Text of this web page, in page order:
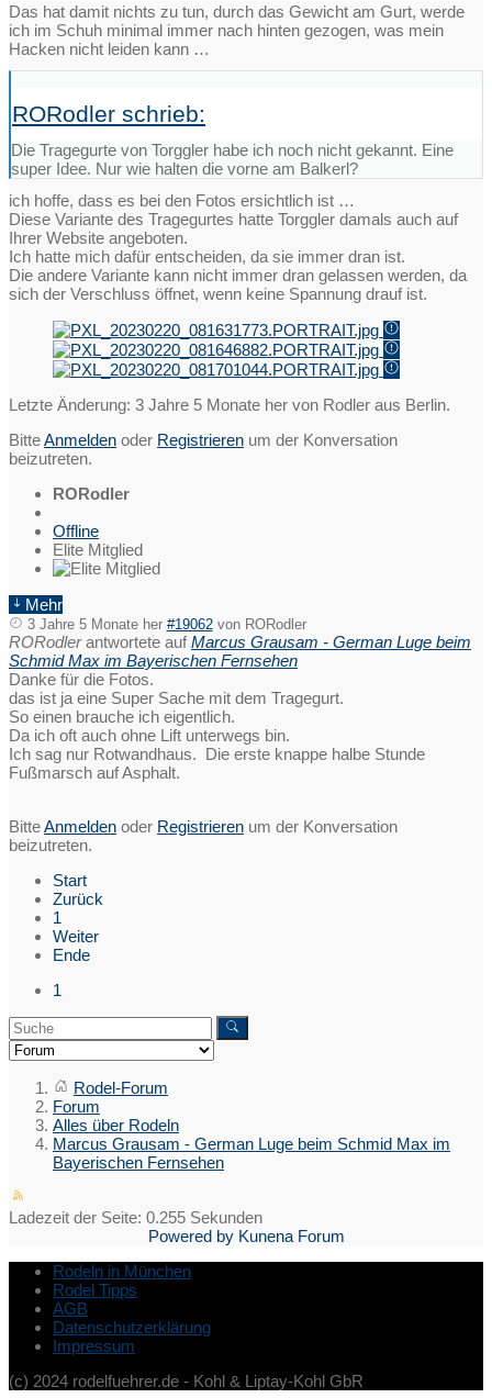
Das hat damit nichts zu tun, durch das Gewicht am Gurt, werde
ich im Schuh minimal immer nach hinten gezogen, was mein
Hacken nicht leiden kann …
RORodler schrieb:
Die Tragegurte von Torggler habe ich noch nicht gekannt. Eine
super Idee. Nur wie halten die vorne am Balkerl?
ich hoffe, dass es bei den Fotos ersichtlich ist …
Diese Variante des Tragegurtes hatte Torggler damals auch auf
Ihrer Website angeboten.
Ich hatte mich dafür entscheiden, da sie immer dran ist.
Die andere Variante kann nicht immer dran gelassen werden, da
sich der Verschluss öffnet, wenn keine Spannung drauf ist.
Letzte Änderung: 3 Jahre 5 Monate her von Rodler aus Berlin.
BitteAnmelden oder Registrieren um der Konversation
beizutreten.
RORodler
Offline
Elite Mitglied
Mehr
3 Jahre 5 Monate her #19062 von RORodler
RORodlerantwortete aufMarcus Grausam - German Luge beim
Schmid Max im Bayerischen Fernsehen
Danke für die Fotos.
das ist ja eine Super Sache mit dem Tragegurt.
So einen brauche ich eigentlich.
Da ich oft auch ohne Lift unterwegs bin.
Ich sag nur Rotwandhaus. Die erste knappe halbe Stunde
Fußmarsch auf Asphalt.
BitteAnmelden oder Registrieren um der Konversation
beizutreten.
Start
Zurück
1
Weiter
Ende
1
Rodel-Forum
Forum
Alles über Rodeln
Marcus Grausam - German Luge beim Schmid Max im
Bayerischen Fernsehen
Ladezeit der Seite: 0.255 Sekunden
Powered by Kunena Forum
Rodeln in München
Rodel Tipps
AGB
Datenschutzerklärung
Impressum
(c) 2024 rodelfuehrer.de - Kohl & Liptay-Kohl GbR